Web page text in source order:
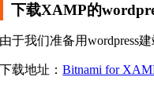
下载XAMP的
由于我们准备用wordpress
下载地址：Bitnami for